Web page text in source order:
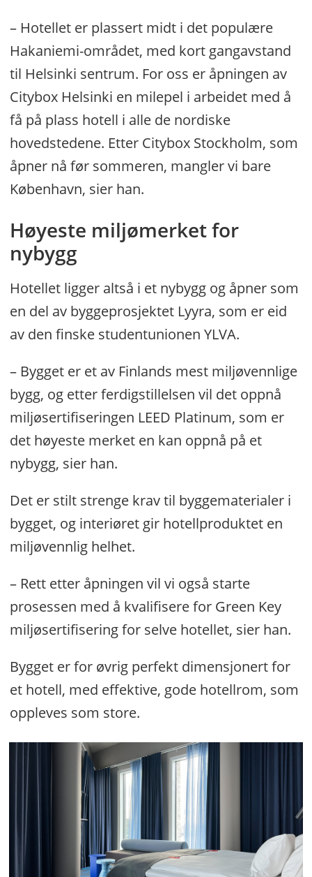
– Hotellet er plassert midt i det populære
Hakaniemi-området, med kort gangavstand
til Helsinki sentrum. For oss er åpningen av
Citybox Helsinki en milepel i arbeidet med å
få på plass hotell i alle de nordiske
hovedstedene. Etter Citybox Stockholm, som
åpner nå før sommeren, mangler vi bare
København, sier han.
Høyeste miljømerket for
nybygg
Hotellet ligger altså i et nybygg og åpner som
en del av byggeprosjektet Lyyra, som er eid
av den finske studentunionen YLVA.
– Bygget er et av Finlands mest miljøvennlige
bygg, og etter ferdigstillelsen vil det oppnå
miljøsertifiseringen LEED Platinum, som er
det høyeste merket en kan oppnå på et
nybygg, sier han.
Det er stilt strenge krav til byggematerialer i
bygget, og interiøret gir hotellproduktet en
miljøvennlig helhet.
­– Rett etter åpningen vil vi også starte
prosessen med å kvalifisere for Green Key
miljøsertifisering for selve hotellet, sier han.
Bygget er for øvrig perfekt dimensjonert for
et hotell, med effektive, gode hotellrom, som
oppleves som store.